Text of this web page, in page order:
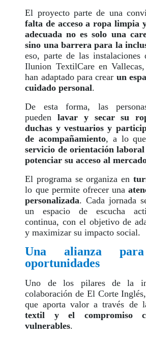
El proyecto parte de una
falta de acceso a ropa limpia
adecuada no es solo una
sino una barrera para la
eso, parte de las instalaciones
Ilunion TextilCare en
han adaptado para crear un
cuidado personal.
De esta forma, las
puedenlavar y secar su
duchas y vestuarios y
de acompañamiento, a lo
servicio de orientación
potenciar su acceso al
El programa se organiza en
lo que permite ofrecer una
personalizada. Cada jornada
un espacio de escucha
continua, con el objetivo de
y maximizar su impacto social.
Una alianza
oportunidades
Uno de los pilares de la
colaboración de El Corte
que aporta valor a través de
textil y el compromiso
vulnerables.